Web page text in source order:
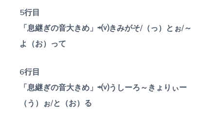
5行目
「息継ぎの音大きめ」⇨⒱きみがそ/（っ）とぉ/～
よ（お）って
6行目
「息継ぎの音大きめ」⇨⒱うしーろ～きょりぃー
（う）ぉ/と（お）る